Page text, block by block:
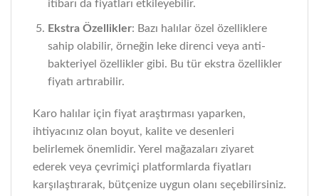
itibarı da fiyatları etkileyebilir.
Ekstra Özellikler: Bazı halılar özel özelliklere
sahip olabilir, örneğin leke direnci veya anti-
bakteriyel özellikler gibi. Bu tür ekstra özellikler
fiyatı artırabilir.
Karo halılar için fiyat araştırması yaparken,
ihtiyacınız olan boyut, kalite ve desenleri
belirlemek önemlidir. Yerel mağazaları ziyaret
ederek veya çevrimiçi platformlarda fiyatları
karşılaştırarak, bütçenize uygun olanı seçebilirsiniz.